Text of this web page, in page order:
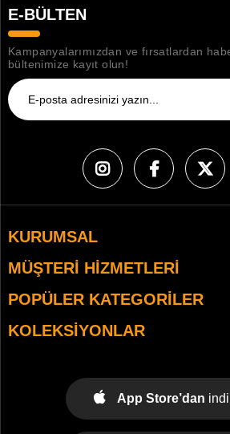
E-BÜLTEN
Kampanyalarımızdan ve fırsatlardan
bültenimize kayıt olun!
KURUMSAL
MÜŞTERI HIZMETLERI
POPÜLER KATEGORILER
KOLEKSIYONLAR
App Store’dan